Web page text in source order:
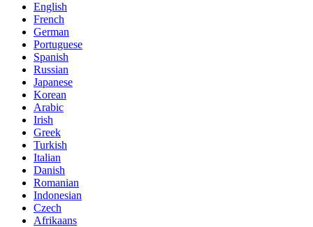
English
French
German
Portuguese
Spanish
Russian
Japanese
Korean
Arabic
Irish
Greek
Turkish
Italian
Danish
Romanian
Indonesian
Czech
Afrikaans